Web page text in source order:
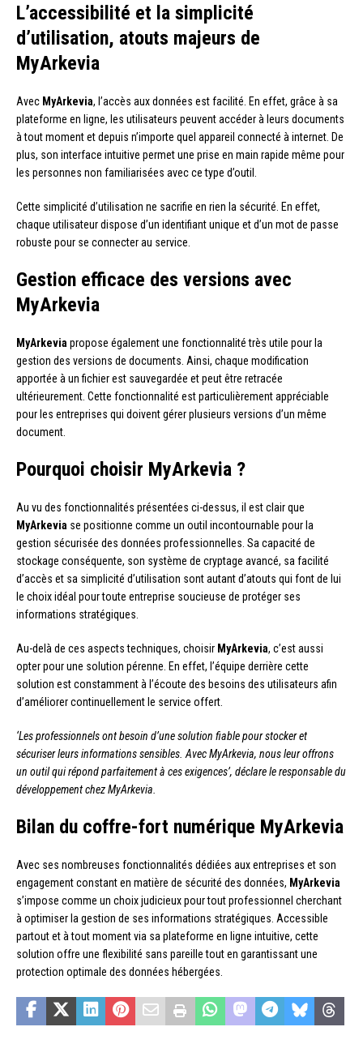
L’accessibilité et la simplicité
d’utilisation, atouts majeurs de
MyArkevia
Avec MyArkevia, l’accès aux données est facilité. En effet, grâce à sa
plateforme en ligne, les utilisateurs peuvent accéder à leurs documents
à tout moment et depuis n’importe quel appareil connecté à internet. De
plus, son interface intuitive permet une prise en main rapide même pour
les personnes non familiarisées avec ce type d’outil.
Cette simplicité d’utilisation ne sacrifie en rien la sécurité. En effet,
chaque utilisateur dispose d’un identifiant unique et d’un mot de passe
robuste pour se connecter au service.
Gestion efficace des versions avec
MyArkevia
MyArkevia propose également une fonctionnalité très utile pour la
gestion des versions de documents. Ainsi, chaque modification
apportée à un fichier est sauvegardée et peut être retracée
ultérieurement. Cette fonctionnalité est particulièrement appréciable
pour les entreprises qui doivent gérer plusieurs versions d’un même
document.
Pourquoi choisir MyArkevia ?
Au vu des fonctionnalités présentées ci-dessus, il est clair que
MyArkevia se positionne comme un outil incontournable pour la
gestion sécurisée des données professionnelles. Sa capacité de
stockage conséquente, son système de cryptage avancé, sa facilité
d’accès et sa simplicité d’utilisation sont autant d’atouts qui font de lui
le choix idéal pour toute entreprise soucieuse de protéger ses
informations stratégiques.
Au-delà de ces aspects techniques, choisir MyArkevia, c’est aussi
opter pour une solution pérenne. En effet, l’équipe derrière cette
solution est constamment à l’écoute des besoins des utilisateurs afin
d’améliorer continuellement le service offert.
‘Les professionnels ont besoin d’une solution fiable pour stocker et
sécuriser leurs informations sensibles. Avec MyArkevia, nous leur offrons
un outil qui répond parfaitement à ces exigences’, déclare le responsable du
développement chez MyArkevia.
Bilan du coffre-fort numérique MyArkevia
Avec ses nombreuses fonctionnalités dédiées aux entreprises et son
engagement constant en matière de sécurité des données, MyArkevia
s’impose comme un choix judicieux pour tout professionnel cherchant
à optimiser la gestion de ses informations stratégiques. Accessible
partout et à tout moment via sa plateforme en ligne intuitive, cette
solution offre une flexibilité sans pareille tout en garantissant une
protection optimale des données hébergées.